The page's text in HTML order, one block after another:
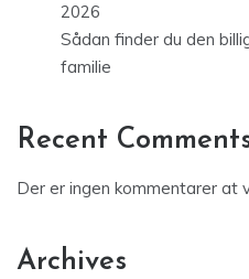
2026
Sådan finder du den
familie
Recent
Der er ingen kommentarer at
Archives